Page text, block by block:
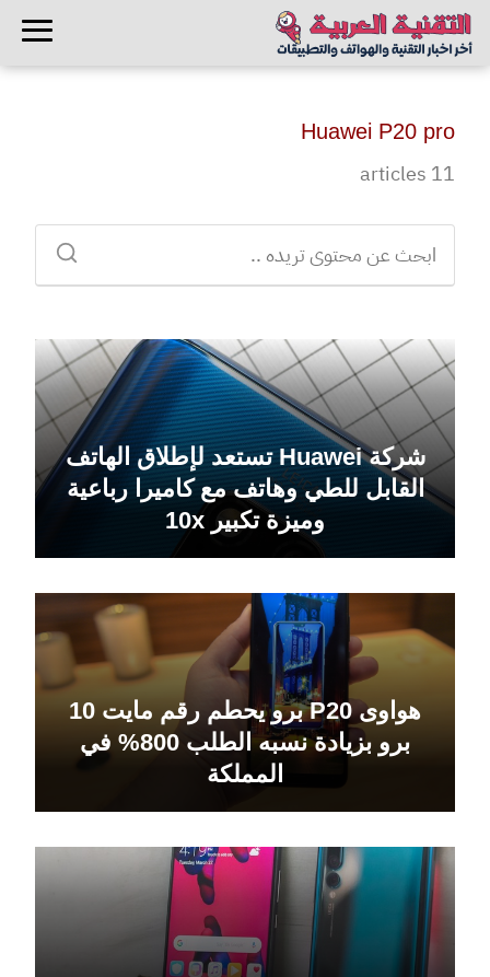
Huawei P20 pro
11 articles
شركة Huawei تستعد لإطلاق الهاتف
القابل للطي وهاتف مع كاميرا رباعية
وميزة تكبير 10x
هواوى P20 برو يحطم رقم مايت 10
برو بزيادة نسبه الطلب 800% في
المملكة